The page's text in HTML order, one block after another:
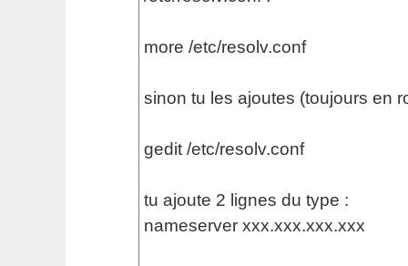
more /etc/resolv.conf
sinon tu les ajoutes (toujours en
gedit /etc/resolv.conf
tu ajoute 2 lignes du type :
nameserver xxx.xxx.xxx.xxx